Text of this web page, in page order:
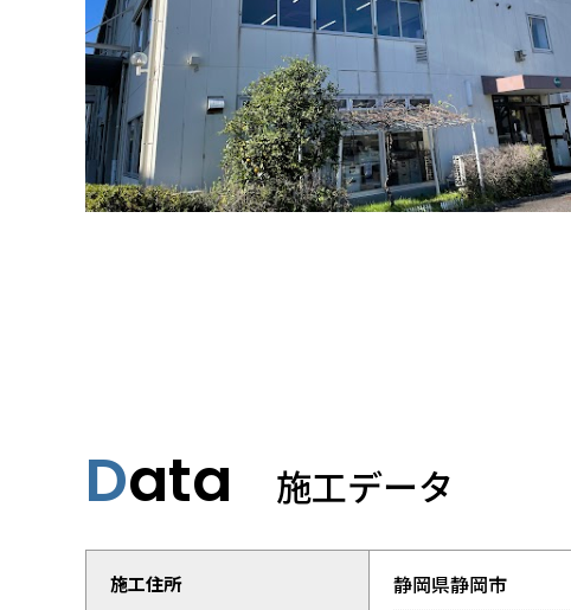
Data 施工データ
施工住所 静岡県静岡市